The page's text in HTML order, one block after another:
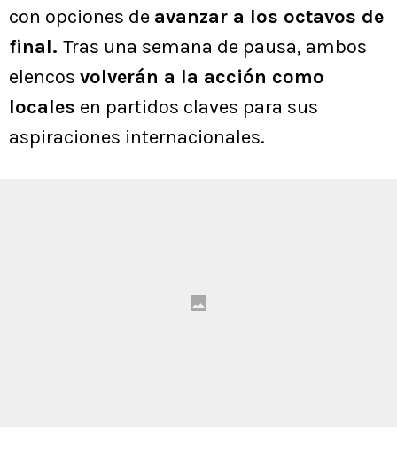
con opciones de avanzar a los octavos de
final. Tras una semana de pausa, ambos
elencos volverán a la acción como
locales en partidos claves para sus
aspiraciones internacionales.